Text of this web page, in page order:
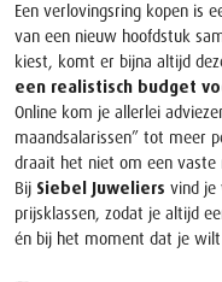
Een verlovingsring kopen is
van een nieuw hoofdstuk
kiest, komt er bijna altijd
een realistisch budget
Online kom je allerlei
maandsalarissen” tot meer
draait het niet om een
Bij Siebel Juweliers vind je
prijsklassen, zodat je altijd
én bij het moment dat je wilt